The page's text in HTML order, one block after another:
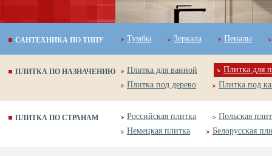
САНТЕХНИКА ПО ТИПУ Тумбы Зеркала Пеналы
ПЛИТКА ПО НАЗНАЧЕНИЮ Плитка для ванной
Плитка для
Плитка под дерево
Плитка под
ПЛИТКА ПО СТРАНАМ Российская плитка
Польская
Немецкая плитка
Белорусская